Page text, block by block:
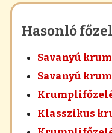
Hasonló
Savanyú
Savanyú
Klasszikus